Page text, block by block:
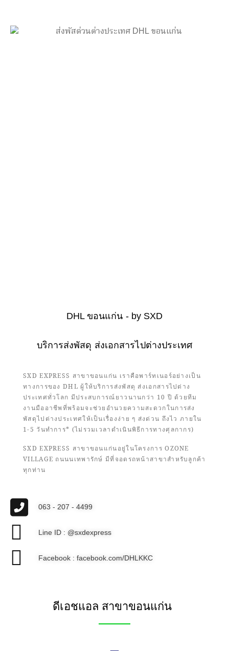
DHL ขอนแก่น - by SXD
บริการส่งพัสดุ ส่งเอกสารไปต่างประเทศ
SXD EXPRESS สาขาขอนแก่น เราคือพาร์ทเนอร์อย่างเป็น
ทางการของ DHL ผู้ให้บริการส่งพัสดุ ส่งเอกสารไปต่าง
ประเทศทั่วโลก มีประสบการณ์ยาวนานกว่า 10 ปี ด้วยทีม
งานมืออาชีพที่พร้อมจะช่วยอำนวยความสะดวกในการส่ง
พัสดุไปต่างประเทศให้เป็นเรื่องง่าย ๆ ส่งด่วน ถึงไว ภายใน
1-5 วันทำการ* (ไม่รวมเวลาดำเนินพิธีการทางศุลกากร)
SXD EXPRESS สาขาขอนแก่นอยู่ในโครงการ OZONE
VILLAGE ถนนนเทพารักษ์ มีที่จอดรถหน้าสาขาสำหรับลูกค้า
ทุกท่าน
063 - 207 - 4499
Line ID : @sxdexpress
Facebook : facebook.com/DHLKKC
ดีเอชแอล สาขาขอนแก่น